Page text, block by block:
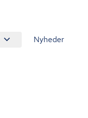
Nyheder